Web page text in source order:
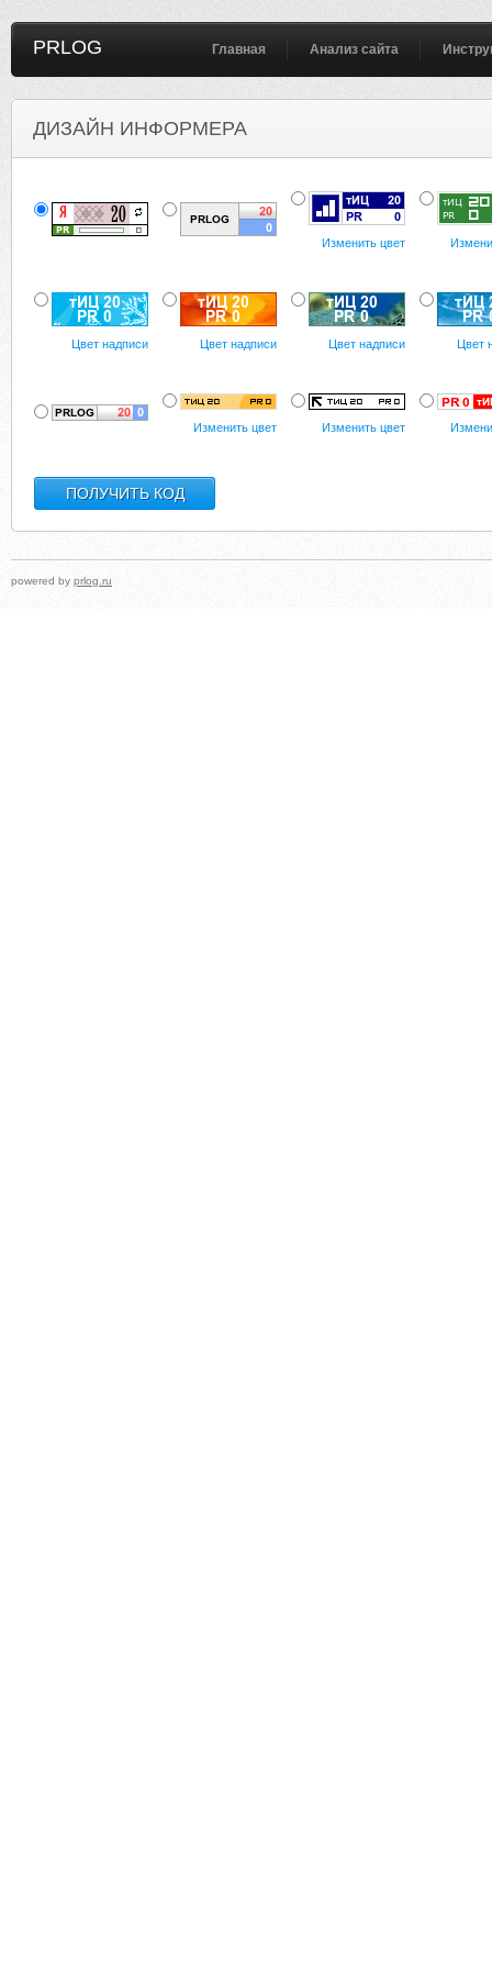
PRLOG Главная Анализ сайта
ДИЗАЙН ИНФОРМЕРА
Изменить цвет
Цвет надписи Цвет надписи Цвет надписи Цвет
Изменить цвет Изменить цвет
powered by prlog.ru